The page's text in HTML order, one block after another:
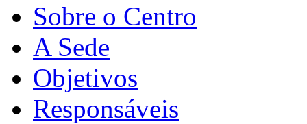
Sobre o Centro
A Sede
Objetivos
Responsáveis